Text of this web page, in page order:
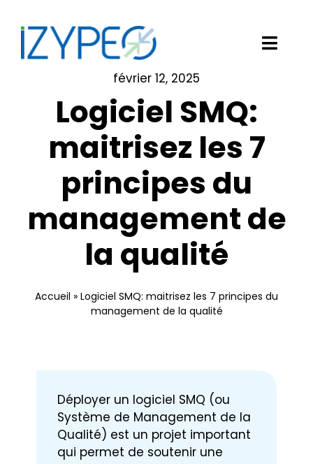
contenu
Izypeo
Demander une démo
février 12, 2025
Logiciel SMQ:
maitrisez les 7
principes du
management de
la qualité
Accueil » Logiciel SMQ: maitrisez les 7 principes du
management de la qualité
Déployer un logiciel SMQ (ou
Système de Management de la
Qualité) est un projet important
qui permet de soutenir une